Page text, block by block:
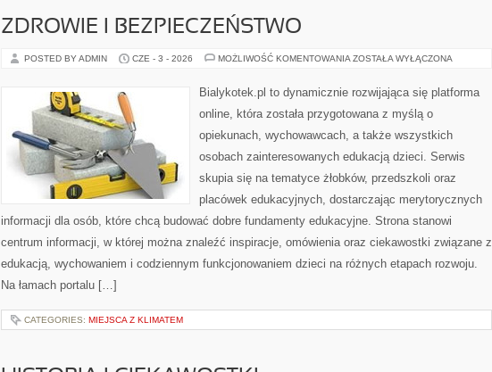
ZDROWIE I BEZPIECZEŃSTWO
POSTED BY ADMIN CZE - 3 - 2026 MOŻLIWOŚĆ KOMENTOWANIA ZDROWIE
ZOSTAŁA WYŁĄCZONA
Bialykotek.pl to dynamicznie rozwijająca się platforma
online, która została przygotowana z myślą o
opiekunach, wychowawcach, a także wszystkich
osobach zainteresowanych edukacją dzieci. Serwis
skupia się na tematyce żłobków, przedszkoli oraz
placówek edukacyjnych, dostarczając merytorycznych
informacji dla osób, które chcą budować dobre fundamenty edukacyjne. Strona stanowi
centrum informacji, w której można znaleźć inspiracje, omówienia oraz ciekawostki związane z
edukacją, wychowaniem i codziennym funkcjonowaniem dzieci na różnych etapach rozwoju.
Na łamach portalu […]
CATEGORIES: MIEJSCA Z KLIMATEM